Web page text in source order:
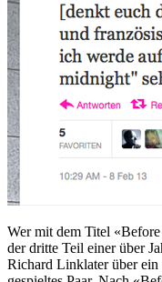
Wer mit dem Titel
der dritte Teil einer über
Richard Linklater über